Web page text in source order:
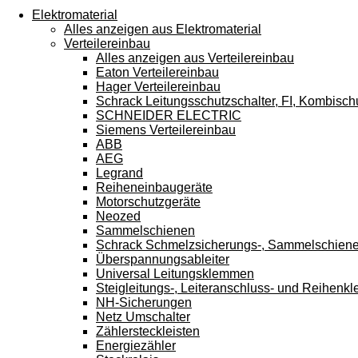
können
Touch-
und
Streichgesten
verwenden.
Elektromaterial
Alles anzeigen aus Elektromaterial
Verteilereinbau
Alles anzeigen aus Verteilereinbau
Eaton Verteilereinbau
Hager Verteilereinbau
Schrack Leitungsschutzschalter, FI,
SCHNEIDER ELECTRIC
Siemens Verteilereinbau
ABB
AEG
Legrand
Reiheneinbaugeräte
Motorschutzgeräte
Neozed
Sammelschienen
Schrack Schmelzsicherungs-,
Überspannungsableiter
Universal Leitungsklemmen
Steigleitungs-, Leiteranschluss- und
NH-Sicherungen
Netz Umschalter
Zählersteckleisten
Energiezähler